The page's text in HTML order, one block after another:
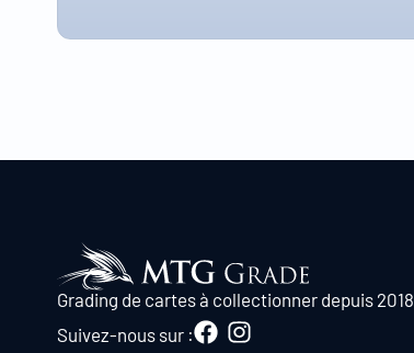
Grading de cartes à collectionner depuis 2018
Suivez-nous sur :